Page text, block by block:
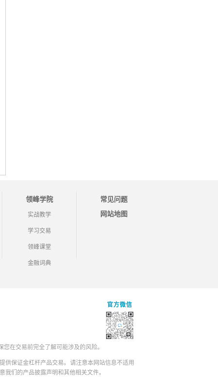
领峰学院
实战教学
学习交易
领峰课堂
金融词典
常见问题
网站地图
官方微信
在交易前完全了解可能涉及的风险。
供保证金杠杆产品交易。请注意本网站信息不适用
们的产品披露声明和其他相关文件。